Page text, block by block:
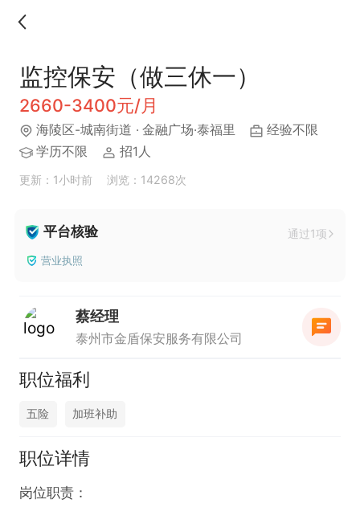
监控保安（做三休一）
2660-3400元/月
海陵区-城南街道 · 金融广场·泰福里
经验不限
学历不限
招1人
更新：1小时前 浏览：14268次
平台核验 通过1项
营业执照
蔡经理
泰州市金盾保安服务有限公司
职位福利
五险 加班补助
职位详情
岗位职责：